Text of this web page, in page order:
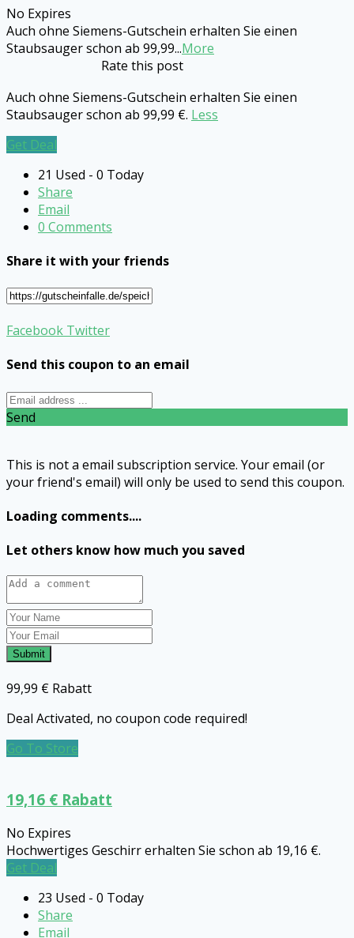
No Expires
Auch ohne Siemens-Gutschein erhalten Sie einen
Staubsauger schon ab 99,99...More
Rate this post
Auch ohne Siemens-Gutschein erhalten Sie einen
Staubsauger schon ab 99,99 €. Less
Get Deal
21 Used - 0 Today
Share
Email
0 Comments
Share it with your friends
Facebook Twitter
Send this coupon to an email
Send
This is not a email subscription service. Your email (or
your friend's email) will only be used to send this coupon.
Loading comments....
Let others know how much you saved
Submit
99,99 € Rabatt
Deal Activated, no coupon code required!
Go To Store
19,16 € Rabatt
No Expires
Hochwertiges Geschirr erhalten Sie schon ab 19,16 €.
Get Deal
23 Used - 0 Today
Share
Email